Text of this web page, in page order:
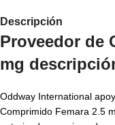
Descripción
Proveedor de
mg
Oddway International
Comprimido Femara 2.5